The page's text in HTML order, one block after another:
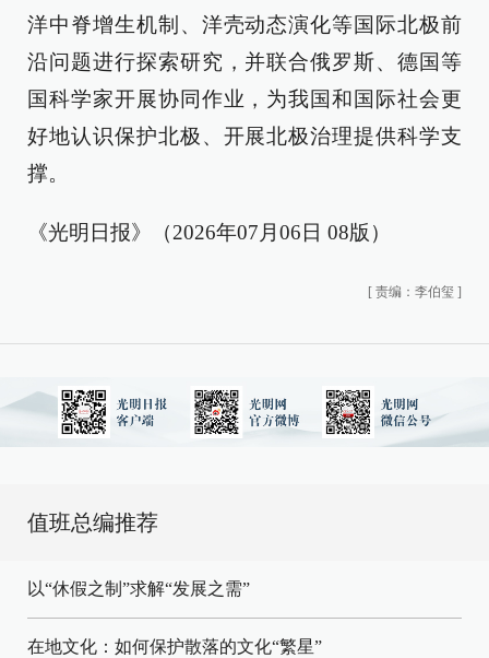
洋中脊增生机制、洋壳动态演化等国际北极前
沿问题进行探索研究，并联合俄罗斯、德国等
国科学家开展协同作业，为我国和国际社会更
好地认识保护北极、开展北极治理提供科学支
撑。
《光明日报》（2026年07月06日 08版）
[ 责编：李伯玺 ]
值班总编推荐
以“休假之制”求解“发展之需”
在地文化：如何保护散落的文化“繁星”